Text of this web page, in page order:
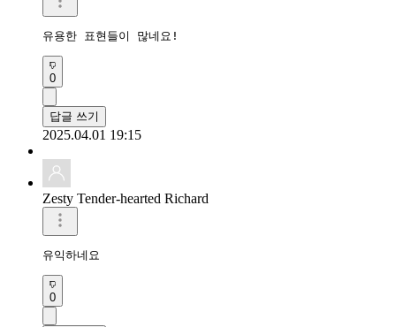
유용한 표현들이 많네요!
0
답글 쓰기
2025.04.01 19:15
Zesty Tender-hearted Richard
유익하네요
0